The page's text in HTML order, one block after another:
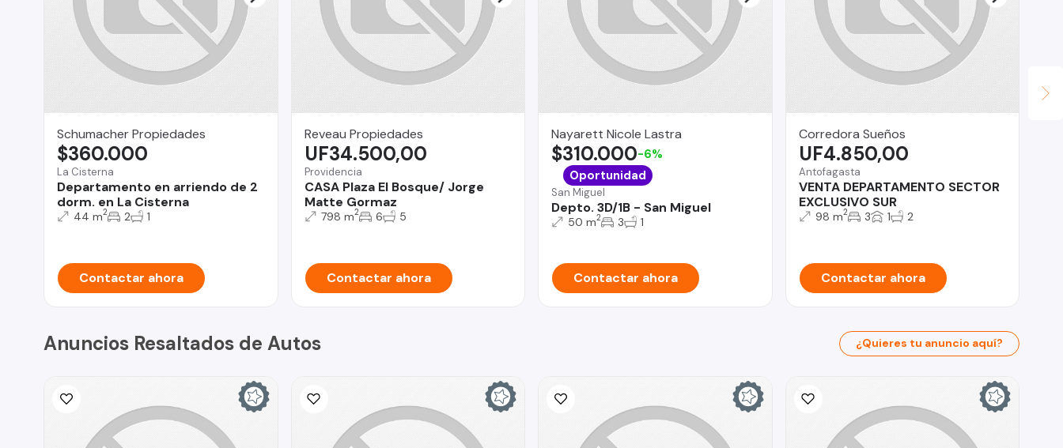
Schumacher Propiedades
La Cisterna
Departamento en arriendo de 2
dorm. en La Cisterna
$360.000
44 m2 2 1
Contactar ahora
Reveau Propiedades
Providencia
CASA Plaza El Bosque/ Jorge
Matte Gormaz
UF34.500,00
798 m2 6 5
Contactar ahora
Nayarett Nicole Lastra
San Miguel
Depto. 3D/1B - San Miguel
$310.000-6%
Oportunidad
50 m2 3 1
Contactar ahora
Corredora Sueños
Antofagasta
VENTA DEPARTAMENTO SECTOR
EXCLUSIVO SUR
UF4.850,00
98 m2 3 1 2
Contactar ahora
Anuncios Resaltados de Autos ¿Quieres tu anuncio aquí?